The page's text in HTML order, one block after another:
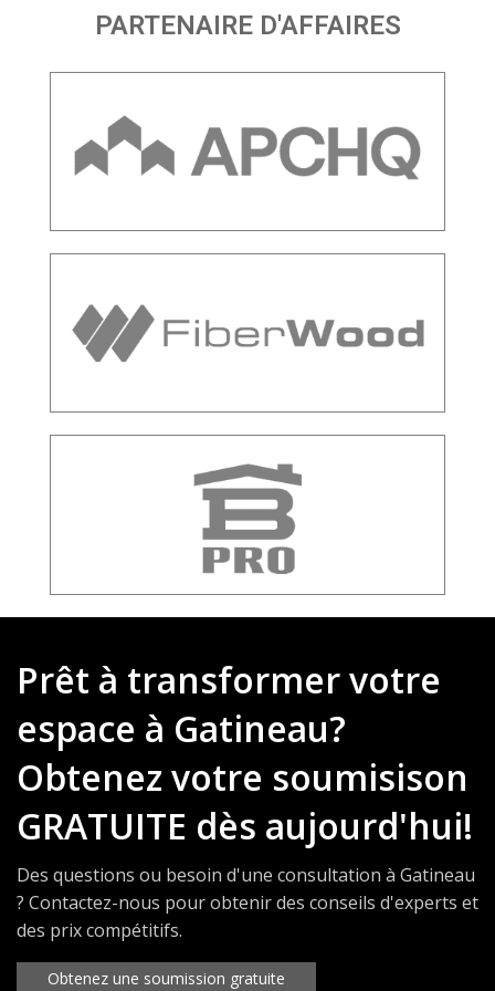
PARTENAIRE D'AFFAIRES
Prêt à transformer votre
espace à Gatineau?
Obtenez votre soumisison
GRATUITE dès aujourd'hui!
Des questions ou besoin d'une consultation à Gatineau
? Contactez-nous pour obtenir des conseils d'experts et
des prix compétitifs.
Obtenez une soumission gratuite